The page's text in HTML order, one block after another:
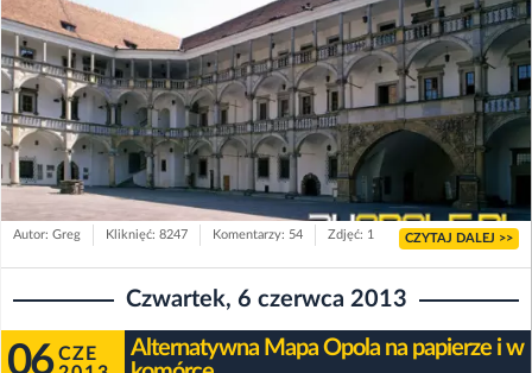
Autor: Greg Kliknięć: 8247 Komentarzy: 54 Zdjęć: 1 CZYTAJ DALEJ >>
Czwartek, 6 czerwca 2013
06 CZE
Alternatywna Mapa Opola na papierze i w